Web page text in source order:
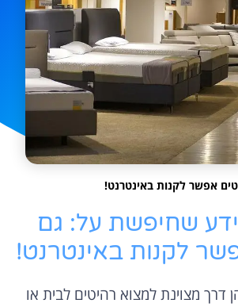
אפשר לקנות באינטרנט!
שחיפשת על: גם
לקנות באינטרנט!
דרך מצוינת למצוא רהיטים לבית או